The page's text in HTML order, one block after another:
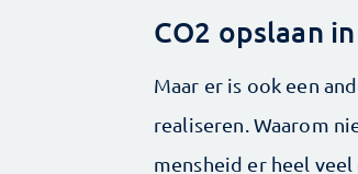
CO2 opslaan
Maar er is ook een
realiseren. Waarom
mensheid er heel